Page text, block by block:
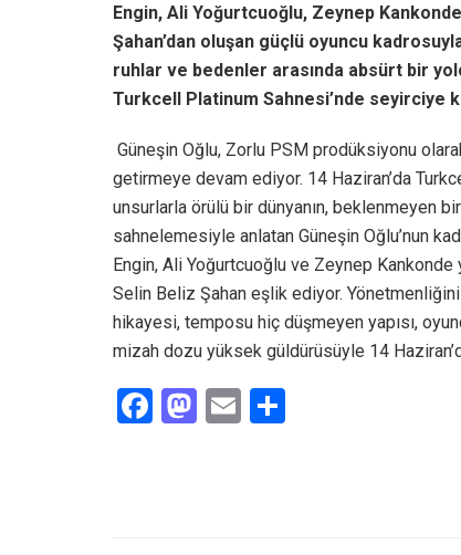
Engin, Ali Yoğurtcuoğlu, Zeynep
Şahan’dan oluşan güçlü oyuncu
ruhlar ve bedenler arasında absürt bir
Turkcell Platinum Sahnesi’nde seyirciye
Güneşin Oğlu, Zorlu PSM prodüksiyonu
getirmeye devam ediyor. 14 Haziran’da
unsurlarla örülü bir dünyanın, beklenmeyen
sahnelemesiyle anlatan Güneşin Oğlu’nun
Engin, Ali Yoğurtcuoğlu ve Zeynep
Selin Beliz Şahan eşlik ediyor.
hikayesi, temposu hiç düşmeyen yapısı,
mizah dozu yüksek güldürüsüyle 14
F
M E